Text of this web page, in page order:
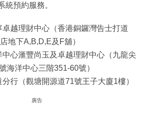
統預約服務。
越理財中心（香港銅鑼灣告士打道
地下A,B,D,E及F舖）
中心滙豐尚玉及卓越理財中心（九龍尖
海洋中心三階351-60號）
行（觀塘開源道71號王子大廈1樓）
廣告